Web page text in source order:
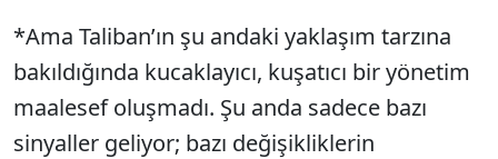
*Ama Taliban’ın şu andaki yaklaşım tarzına
bakıldığında kucaklayıcı, kuşatıcı bir yönetim
maalesef oluşmadı. Şu anda sadece bazı
sinyaller geliyor; bazı değişikliklerin